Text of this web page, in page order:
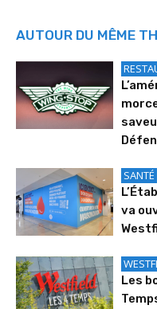
AUTOUR DU MÊME
SANTÉ
va
Les